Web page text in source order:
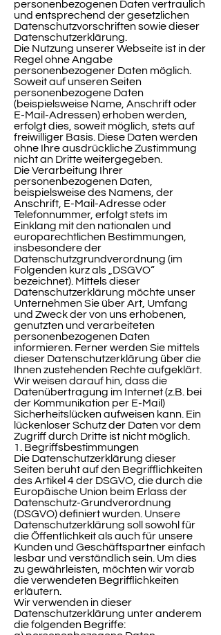
personenbezogenen Daten vertraulich
und entsprechend der gesetzlichen
Datenschutzvorschriften sowie dieser
Datenschutzerklärung.
Die Nutzung unserer Webseite ist in der
Regel ohne Angabe
personenbezogener Daten möglich.
Soweit auf unseren Seiten
personenbezogene Daten
(beispielsweise Name, Anschrift oder
E-Mail-Adressen) erhoben werden,
erfolgt dies, soweit möglich, stets auf
freiwilliger Basis. Diese Daten werden
ohne Ihre ausdrückliche Zustimmung
nicht an Dritte weitergegeben.
Die Verarbeitung Ihrer
personenbezogenen Daten,
beispielsweise des Namens, der
Anschrift, E-Mail-Adresse oder
Telefonnummer, erfolgt stets im
Einklang mit den nationalen und
europarechtlichen Bestimmungen,
insbesondere der
Datenschutzgrundverordnung (im
Folgenden kurz als „DSGVO“
bezeichnet). Mittels dieser
Datenschutzerklärung möchte unser
Unternehmen Sie über Art, Umfang
und Zweck der von uns erhobenen,
genutzten und verarbeiteten
personenbezogenen Daten
informieren. Ferner werden Sie mittels
dieser Datenschutzerklärung über die
Ihnen zustehenden Rechte aufgeklärt.
Wir weisen darauf hin, dass die
Datenübertragung im Internet (z.B. bei
der Kommunikation per E-Mail)
Sicherheitslücken aufweisen kann. Ein
lückenloser Schutz der Daten vor dem
Zugriff durch Dritte ist nicht möglich.
1. Begriffsbestimmungen
Die Datenschutzerklärung dieser
Seiten beruht auf den Begrifflichkeiten
des Artikel 4 der DSGVO, die durch die
Europäische Union beim Erlass der
Datenschutz-Grundverordnung
(DSGVO) definiert wurden. Unsere
Datenschutzerklärung soll sowohl für
die Öffentlichkeit als auch für unsere
Kunden und Geschäftspartner einfach
lesbar und verständlich sein. Um dies
zu gewährleisten, möchten wir vorab
die verwendeten Begrifflichkeiten
erläutern.
Wir verwenden in dieser
Datenschutzerklärung unter anderem
die folgenden Begriffe: